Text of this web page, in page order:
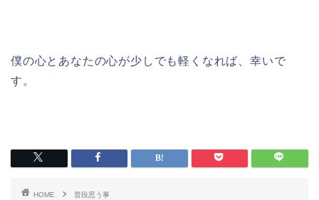
僕の心とあなたの心が少しでも軽くなれば、幸いで
す。
HOME
普段思う事